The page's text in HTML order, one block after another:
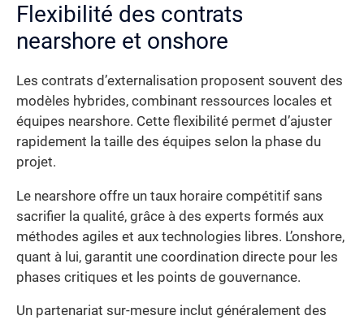
Flexibilité des contrats
nearshore et onshore
Les contrats d’externalisation proposent souvent des
modèles hybrides, combinant ressources locales et
équipes nearshore. Cette flexibilité permet d’ajuster
rapidement la taille des équipes selon la phase du
projet.
Le nearshore offre un taux horaire compétitif sans
sacrifier la qualité, grâce à des experts formés aux
méthodes agiles et aux technologies libres. L’onshore,
quant à lui, garantit une coordination directe pour les
phases critiques et les points de gouvernance.
Un partenariat sur-mesure inclut généralement des